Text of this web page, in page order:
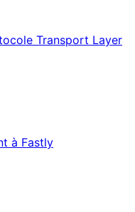
Transport Layer
à Fastly